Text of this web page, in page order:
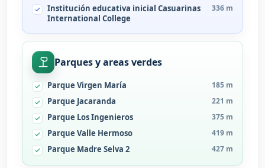
Institución educativa inicial Casuarinas
International College
336 m
Parques y areas verdes
Parque Virgen María 185 m
Parque Jacaranda 221 m
Parque Los Ingenieros 375 m
Parque Valle Hermoso 419 m
Parque Madre Selva 2 427 m